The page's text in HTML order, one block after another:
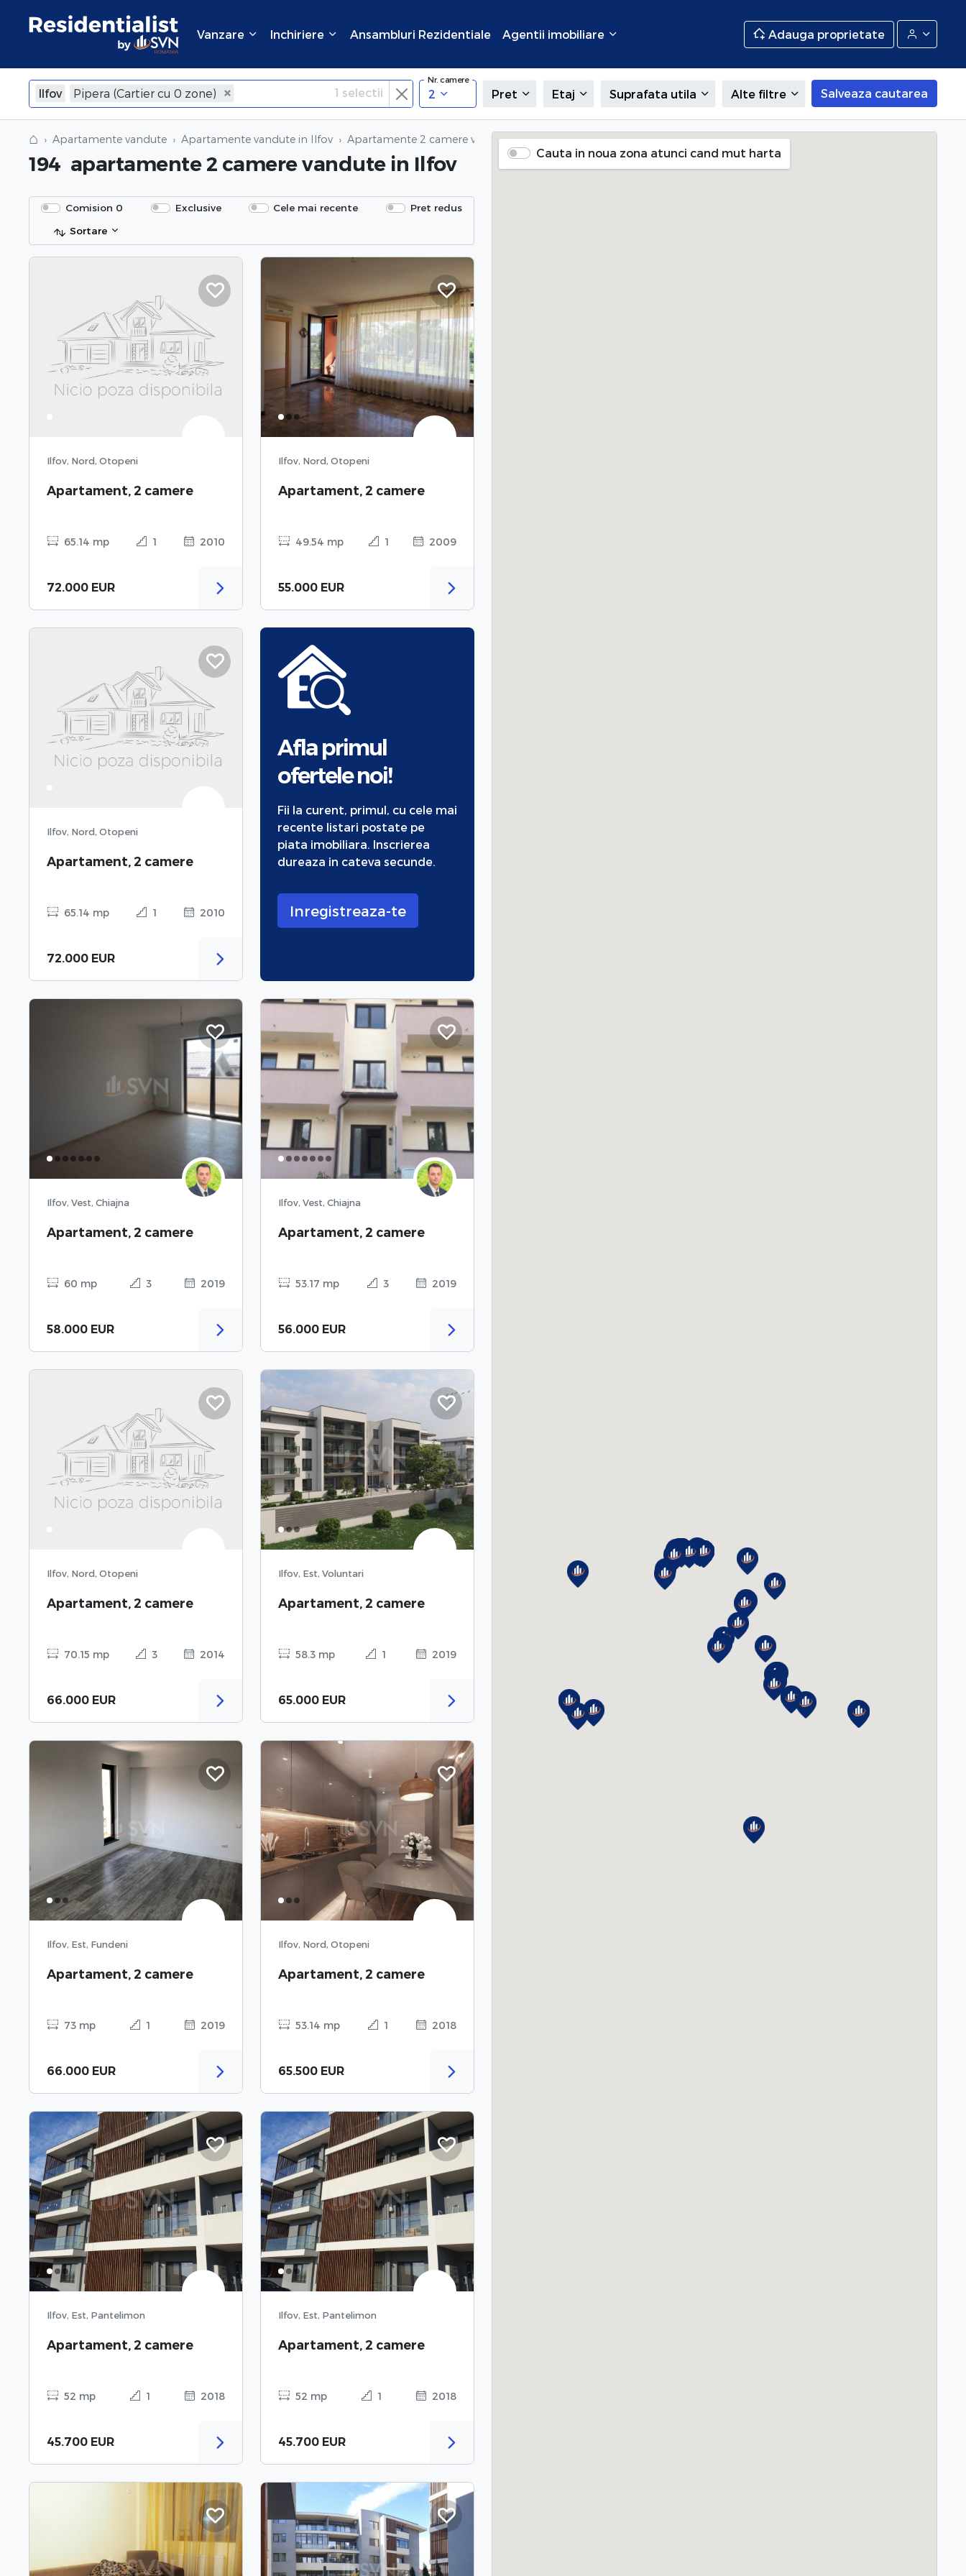
Vanzare Inchiriere Ansambluri Rezidentiale Agentii imobiliare Adauga proprietate
Ilfov Pipera (Cartier cu 0 zone)
×Inchide
1 selectii
Nr. camere
2 Pret Etaj Suprafata utila Alte filtre Salveaza cautarea
⌂ Apartamente vandute Apartamente vandute in Ilfov Apartamente 2 camere vandute in Ilfov
194 apartamente 2 camere vandute in Ilfov
Comision 0 Exclusive Cele mai recente
Pret redus
Sortare
Ilfov, Nord, Otopeni
Apartament, 2 camere
65.14 mp 1 2010
72.000 EUR
Ilfov, Nord, Otopeni
Apartament, 2 camere
49.54 mp 1 2009
55.000 EUR
Ilfov, Nord, Otopeni
Apartament, 2 camere
65.14 mp 1 2010
72.000 EUR
Afla primul
ofertele noi!
Fii la curent, primul, cu cele mai
recente listari postate pe
piata imobiliara. Inscrierea
dureaza in cateva secunde.
Inregistreaza-te
Ilfov, Vest, Chiajna
Apartament, 2 camere
60 mp 3 2019
58.000 EUR
Ilfov, Vest, Chiajna
Apartament, 2 camere
53.17 mp 3 2019
56.000 EUR
Ilfov, Nord, Otopeni
Apartament, 2 camere
70.15 mp 3 2014
66.000 EUR
Ilfov, Est, Voluntari
Apartament, 2 camere
58.3 mp 1 2019
65.000 EUR
Ilfov, Est, Fundeni
Apartament, 2 camere
73 mp 1 2019
66.000 EUR
Ilfov, Nord, Otopeni
Apartament, 2 camere
53.14 mp 1 2018
65.500 EUR
Ilfov, Est, Pantelimon
Apartament, 2 camere
52 mp 1 2018
45.700 EUR
Ilfov, Est, Pantelimon
Apartament, 2 camere
52 mp 1 2018
45.700 EUR
Cauta in noua zona atunci cand mut harta